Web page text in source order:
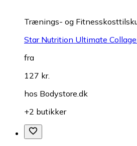
Trænings- og
Star Nutrition Ultimate
fra
127 kr.
hos Bodystore.dk
+2 butikker